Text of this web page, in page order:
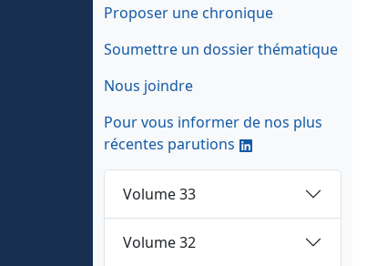
Proposer une chronique
Soumettre un dossier thématique
Nous joindre
Pour vous informer de nos plus
récentes parutions
Volume 33
Volume 32